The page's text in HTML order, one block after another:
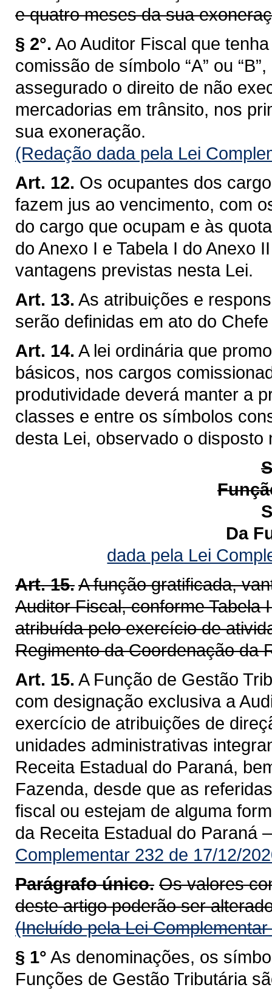
e quatro meses da sua
§ 2°. Ao Auditor Fiscal que
comissão de símbolo “A” ou
assegurado o direito de não
mercadorias em trânsito, nos
sua exoneração.
(Redação dada pela Lei
Art. 12. Os ocupantes dos
fazem jus ao vencimento, com
do cargo que ocupam e às
do Anexo I e Tabela I do Anexo
vantagens previstas nesta Lei.
Art. 13. As atribuições e
serão definidas em ato do
Art. 14. A lei ordinária que
básicos, nos cargos
produtividade deverá manter a
classes e entre os símbolos
desta Lei, observado o disposto
Da Função de
dada pela Lei
Art. 15.A função gratificada,
Auditor Fiscal, conforme Tabela
atribuída pelo exercício de
Regimento da Coordenação da
Art. 15. A Função de Gestão
com designação exclusiva a
exercício de atribuições de
unidades administrativas
Receita Estadual do Paraná,
Fazenda, desde que as
fiscal ou estejam de alguma
da Receita Estadual do Paraná
Complementar 232 de 17/12/
Parágrafo único. Os valores
deste artigo poderão ser
(Incluído pela Lei
§ 1° As denominações, os
Funções de Gestão Tributária